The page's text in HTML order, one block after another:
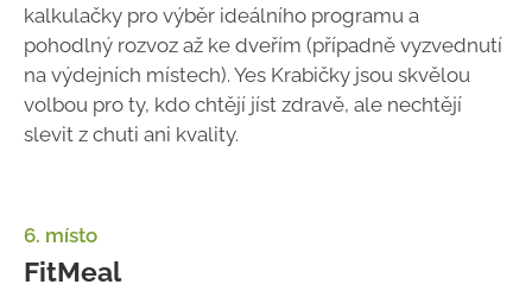
kalkulačky pro výběr ideálního programu a
pohodlný rozvoz až ke dveřím (případně vyzvednutí
na výdejních místech). Yes Krabičky jsou skvělou
volbou pro ty, kdo chtějí jíst zdravě, ale nechtějí
slevit z chuti ani kvality.
6. místo
FitMeal